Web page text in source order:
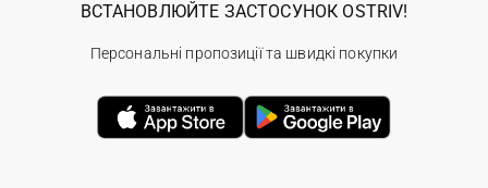
ВСТАНОВЛЮЙТЕ ЗАСТОСУНОК OSTRIV!
Персональні пропозиції та швидкі покупки